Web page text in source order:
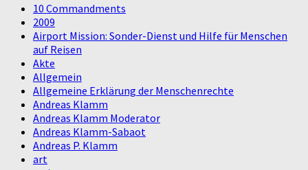
10 Commandments
2009
Airport Mission: Sonder-Dienst und Hilfe für Menschen
auf Reisen
Akte
Allgemein
Allgemeine Erklärung der Menschenrechte
Andreas Klamm
Andreas Klamm Moderator
Andreas Klamm-Sabaot
Andreas P. Klamm
art